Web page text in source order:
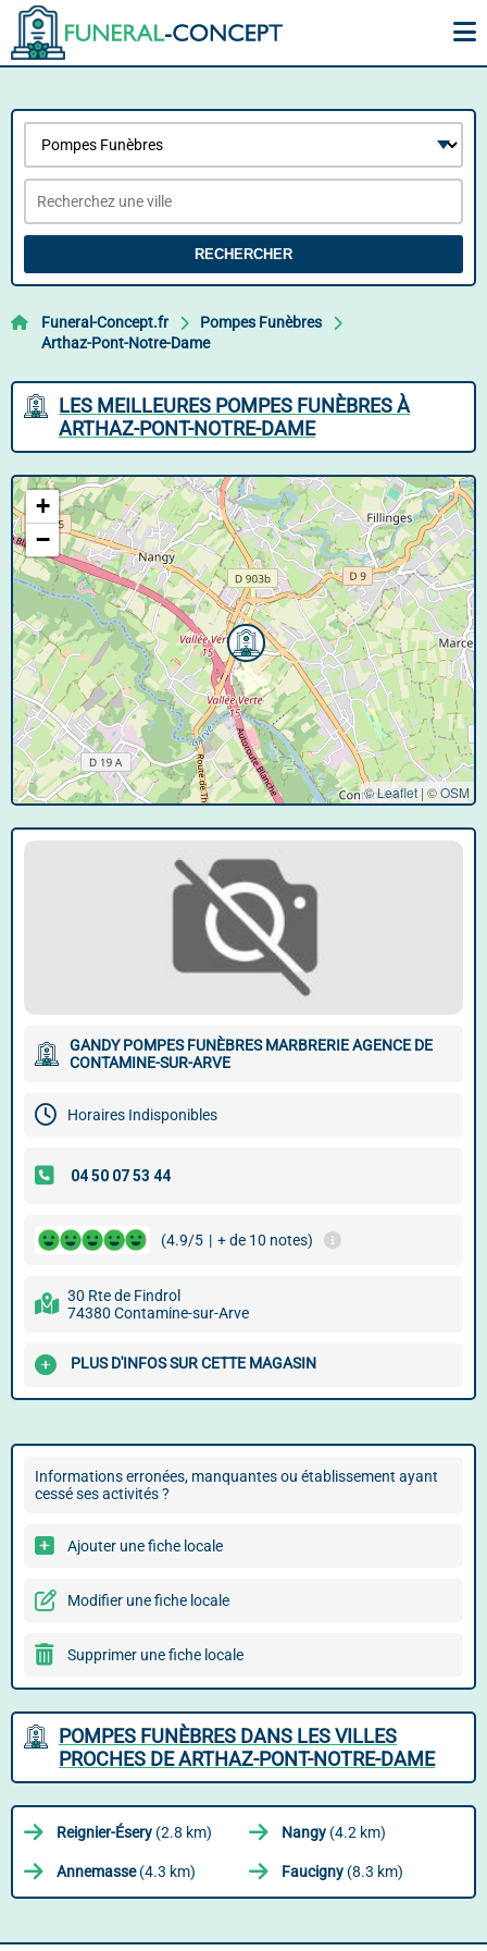
RECHERCHER
Funeral-Concept.fr
Pompes Funèbres
Arthaz-Pont-Notre-Dame
LES MEILLEURES POMPES FUNÈBRES À
ARTHAZ-PONT-NOTRE-DAME
+
−
© Leaflet |©OSM
GANDY POMPES FUNÈBRES MARBRERIE AGENCE DE
CONTAMINE-SUR-ARVE
Horaires Indisponibles
(4.9/5 | + de 10 notes)
30 Rte de Findrol
74380 Contamine-sur-Arve
PLUS D'INFOS SUR CETTE MAGASIN
Informations erronées, manquantes ou établissement ayant
cessé ses activités ?
Ajouter une fiche locale
Modifier une fiche locale
Supprimer une fiche locale
POMPES FUNÈBRES DANS LES VILLES
PROCHES DE ARTHAZ-PONT-NOTRE-DAME
Reignier-Ésery (2.8 km) Nangy (4.2 km)
Annemasse(4.3 km) Faucigny (8.3 km)